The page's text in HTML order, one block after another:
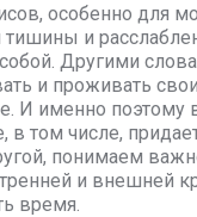
особенно для
и
Другими
и проживать
И именно
в том числе,
понимаем
и внешней
время.